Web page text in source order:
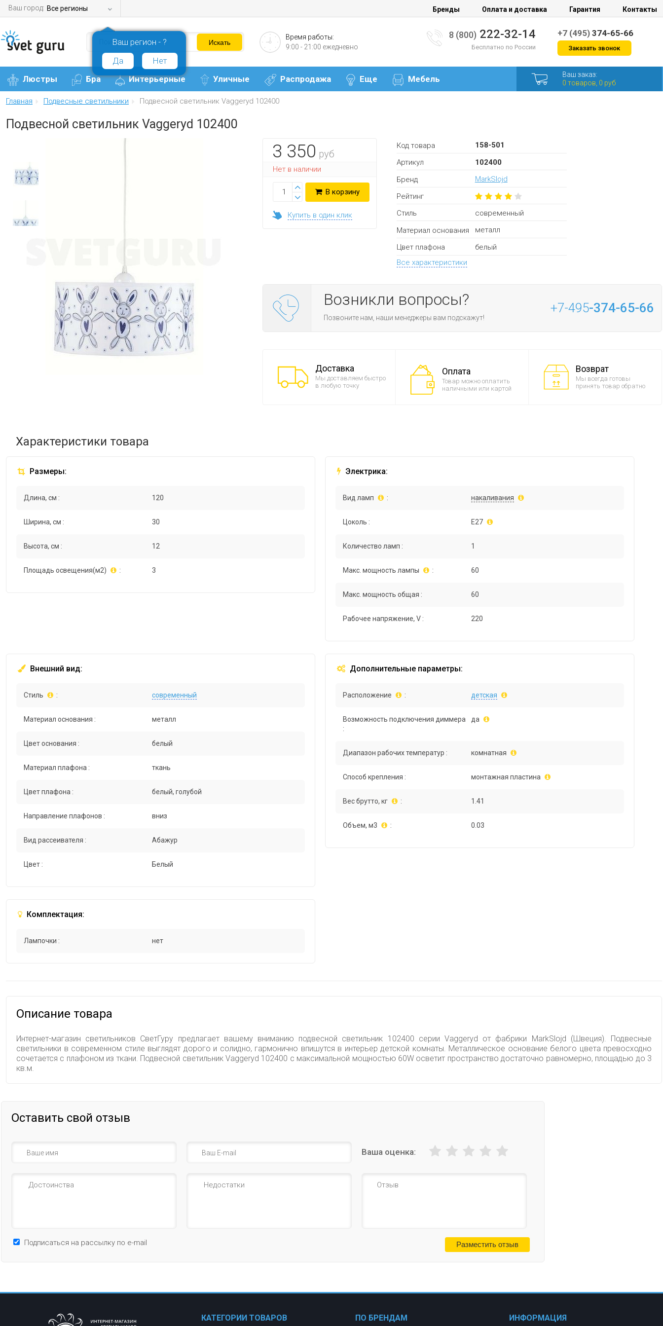
Ваш город: Все регионы
Ваш регион - ?
Да
Нет
Бренды Оплата и доставка Гарантия Контакты
Время работы:
9:00 - 21:00 ежедневно
8 (800) 222-32-14
Бесплатно по России
+7 (495)374-65-66
Заказать звонок
Люстры Бра Интерьерные Уличные Распродажа Еще Мебель
Ваш заказ:
0 товаров, 0 руб
Главная Подвесные светильники Подвесной светильник Vaggeryd 102400
Подвесной светильник Vaggeryd 102400
3 350 руб
Нет в наличии
В корзину
Купить в один клик
Код товара
158-501
Артикул
102400
Бренд
MarkSlojd
Рейтинг
Стиль
современный
Материал основания
металл
Цвет плафона
белый
Все характеристики
Возникли вопросы?
Позвоните нам, наши менеджеры вам подскажут!
+7-495-374-65-66
Доставка
Мы доставляем быстро
в любую точку
Оплата
Товар можно оплатить
наличными или картой
Возврат
Мы всегда готовы
принять товар обратно
Характеристики товара
Размеры:
Длина, см : 120
Ширина, см : 30
Высота, см : 12
Площадь освещения(м2) : 3
Электрика:
Вид ламп : накаливания
Цоколь : E27
Количество ламп : 1
Макс. мощность лампы : 60
Макс. мощность общая : 60
Рабочее напряжение, V : 220
Внешний вид:
Стиль : современный
Материал основания : металл
Цвет основания : белый
Материал плафона : ткань
Цвет плафона : белый, голубой
Направление плафонов : вниз
Вид рассеивателя : Абажур
Цвет : Белый
Дополнительные параметры:
Расположение : детская
Возможность подключения диммера
:
да
Диапазон рабочих температур : комнатная
Способ крепления : монтажная пластина
Вес брутто, кг : 1.41
Объем, м3 : 0.03
Комплектация:
Лампочки : нет
Описание товара
Интернет-магазин светильников СветГуру предлагает вашему вниманию подвесной светильник 102400 серии Vaggeryd от фабрики MarkSlojd (Швеция). Подвесные
светильники в современном стиле выглядят дорого и солидно, гармонично впишутся в интерьер детской комнаты. Металлическое основание белого цвета превосходно
сочетается с плафоном из ткани. Подвесной светильник Vaggeryd 102400 с максимальной мощностью 60W осветит пространство достаточно равномерно, площадью до 3
кв.м.
Оставить свой отзыв
Ваша оценка:
Подписаться на рассылку по e-mail
КАТЕГОРИИ ТОВАРОВ ПО БРЕНДАМ ИНФОРМАЦИЯ